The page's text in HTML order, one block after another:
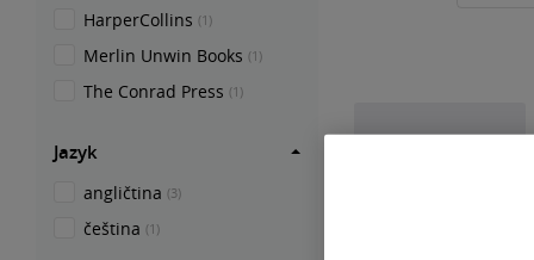
HarperCollins (1)
Merlin Unwin Books (1)
The Conrad Press (1)
Jazyk
angličtina (3)
čeština (1)